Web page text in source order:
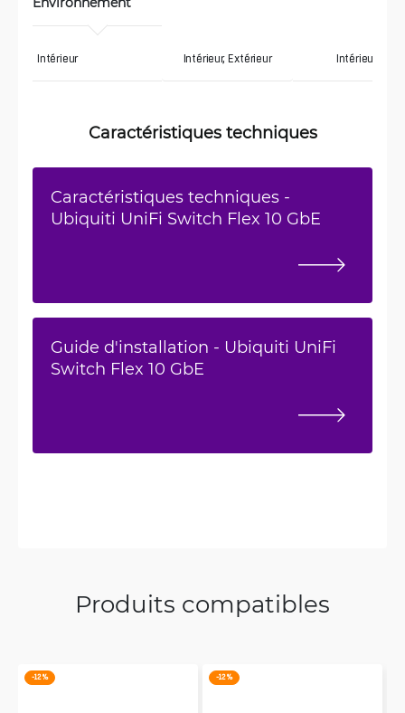
Intérieur Intérieur, Extérieur Intérieur
Caractéristiques techniques
Caractéristiques techniques -
Ubiquiti UniFi Switch Flex 10 GbE
Guide d'installation - Ubiquiti UniFi
Switch Flex 10 GbE
Produits compatibles
-12 % -12 %